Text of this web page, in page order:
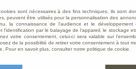
sont nécessaires à des fins techniques, ils sont
peuvent être utilisés pour la personnalisation des
la connaissance de l'audience et le développement
l'identification par le balayage de l'appareil, le stockage
votre consentement, celui-ci sera valable sur
de la possibilité de retirer votre consentement à tout
Pour en savoir plus, consulter notre politique de cookie.